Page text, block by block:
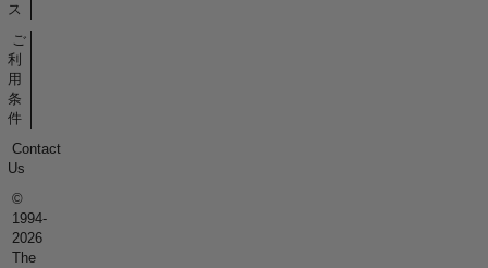
ス
ご
利
用
条
件
Contact
Us
©
1994-
2026
The